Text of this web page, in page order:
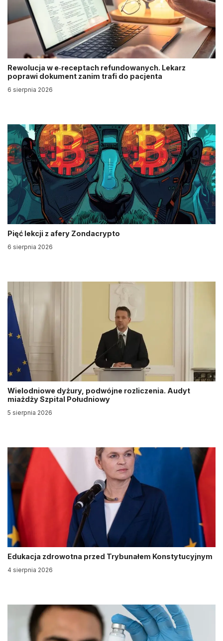
Rewolucja w e‑receptach refundowanych. Lekarz
poprawi dokument zanim trafi do pacjenta
6 sierpnia 2026
Pięć lekcji z afery Zondacrypto
6 sierpnia 2026
Wielodniowe dyżury, podwójne rozliczenia. Audyt
miażdży Szpital Południowy
5 sierpnia 2026
Edukacja zdrowotna przed Trybunałem Konstytucyjnym
4 sierpnia 2026